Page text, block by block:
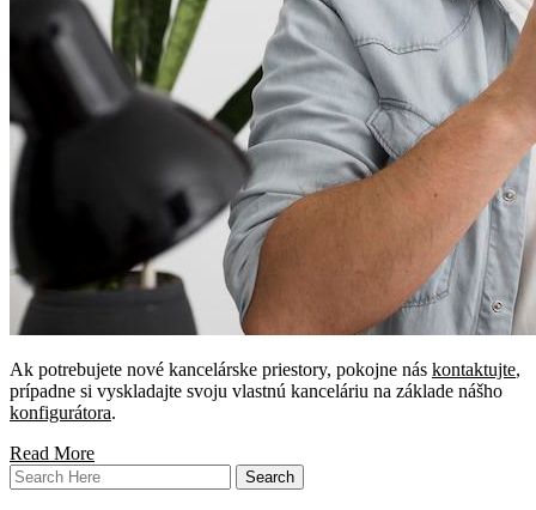
Ak potrebujete nové kancelárske priestory, pokojne nás kontaktujte,
prípadne si vyskladajte svoju vlastnú kanceláriu na základe nášho
konfigurátora.
Read More